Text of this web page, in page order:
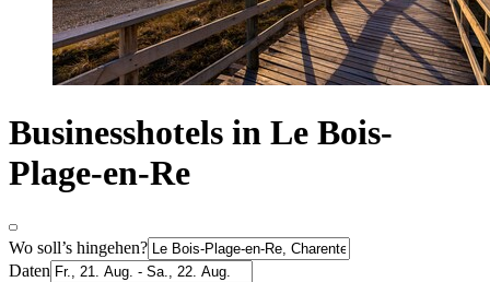
Businesshotels in Le Bois-
Plage-en-Re
Wo soll’s hingehen?
Daten